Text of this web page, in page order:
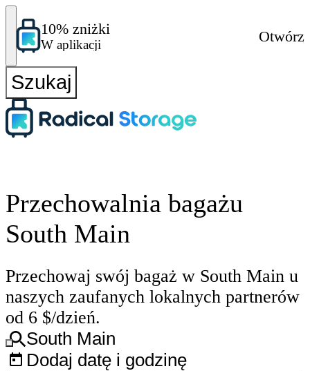
10% zniżki
W aplikacji
Otwórz
Szukaj
Przechowalnia bagażu
South Main
Przechowaj swój bagaż w South Main u
naszych zaufanych lokalnych partnerów
od 6 $/dzień.
South Main
Dodaj datę i godzinę